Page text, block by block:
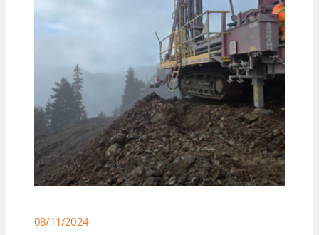
08/11/2024